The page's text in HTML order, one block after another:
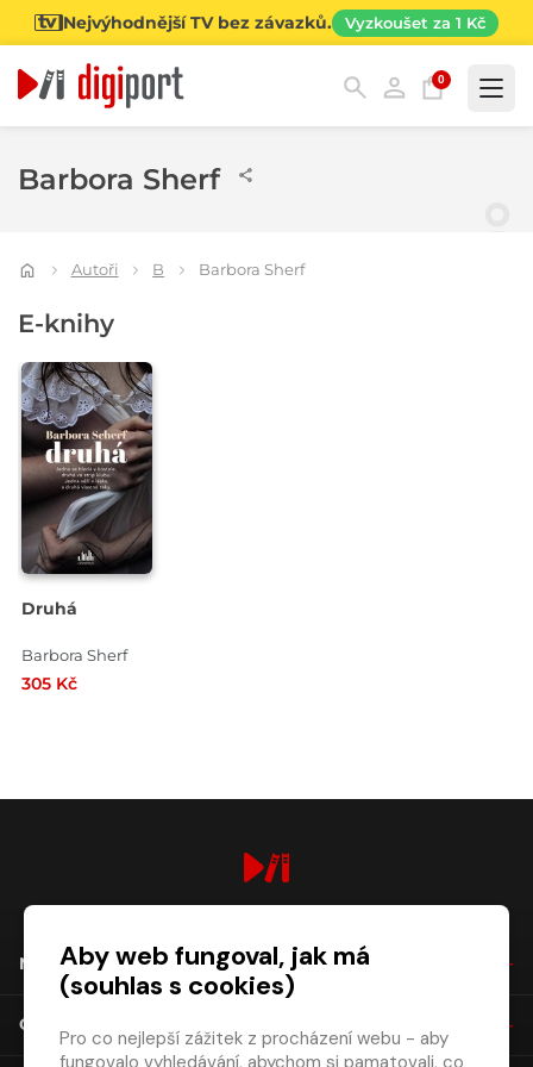
Nejvýhodnější TV bez závazků. Vyzkoušet za 1 Kč
0
Barbora Sherf
Autoři B Barbora Sherf
E-knihy
Druhá
Barbora Sherf
305 Kč
NÁKUP
O SPOLEČNOSTI
Aby web fungoval, jak má
(souhlas s cookies)
Pro co nejlepší zážitek z procházení webu - aby
fungovalo vyhledávání, abychom si pamatovali, co